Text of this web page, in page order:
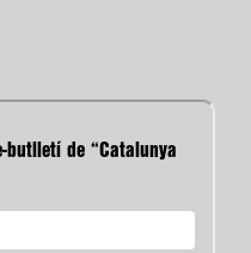
butlletí de “Catalunya